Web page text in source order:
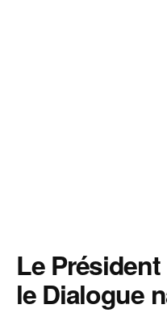
Le
le Dialogue